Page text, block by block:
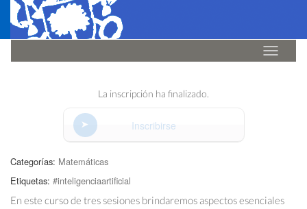
Idioma
La inscripción ha finalizado.
Inscribirse
Categorías: Matemáticas
Etiquetas: #inteligenciaartificial
En este curso de tres sesiones brindaremos aspectos esenciales